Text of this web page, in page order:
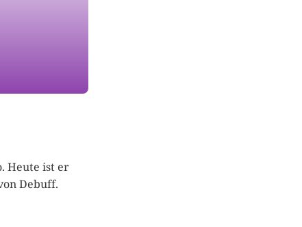
Heute ist er
Debuff.